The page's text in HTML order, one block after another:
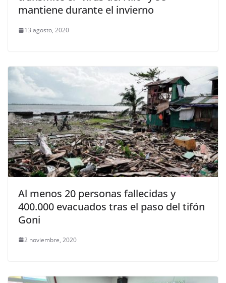
mantiene durante el invierno
13 agosto, 2020
Al menos 20 personas fallecidas y
400.000 evacuados tras el paso del tifón
Goni
2 noviembre, 2020